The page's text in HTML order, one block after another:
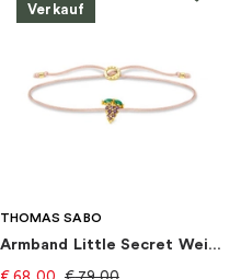
Verkauf
THOMAS SABO
Armband Little Secret Weintraube Gold